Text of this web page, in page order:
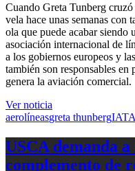
Cuando Greta Tunberg
vela hace unas semanas con
ola que puede acabar
asociación internacional de
a los gobiernos europeos y
también son responsables en
genera la aviación comercial.
Ver noticia
aerolíneasgreta thunbergIATA
USCA demanda
complemento de